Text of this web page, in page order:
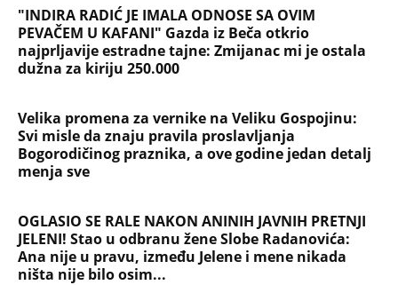
"INDIRA RADIĆ JE IMALA ODNOSE SA OVIM
PEVAČEM U KAFANI" Gazda iz Beča otkrio
najprljavije estradne tajne: Zmijanac mi je ostala
dužna za kiriju 250.000
Velika promena za vernike na Veliku Gospojinu:
Svi misle da znaju pravila proslavljanja
Bogorodičinog praznika, a ove godine jedan detalj
menja sve
OGLASIO SE RALE NAKON ANINIH JAVNIH PRETNJI
JELENI! Stao u odbranu žene Slobe Radanovića:
Ana nije u pravu, između Jelene i mene nikada
ništa nije bilo osim...